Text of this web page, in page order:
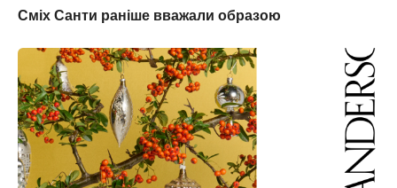
Сміх Санти раніше вважали образою